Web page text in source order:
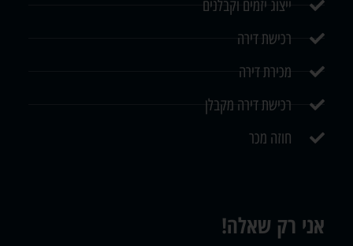
ייצוג יזמים וקבלנים
רכישת דירה
מכירת דירה
רכישת דירה מקבלן
חוזה מכר
אני רק שאלה!